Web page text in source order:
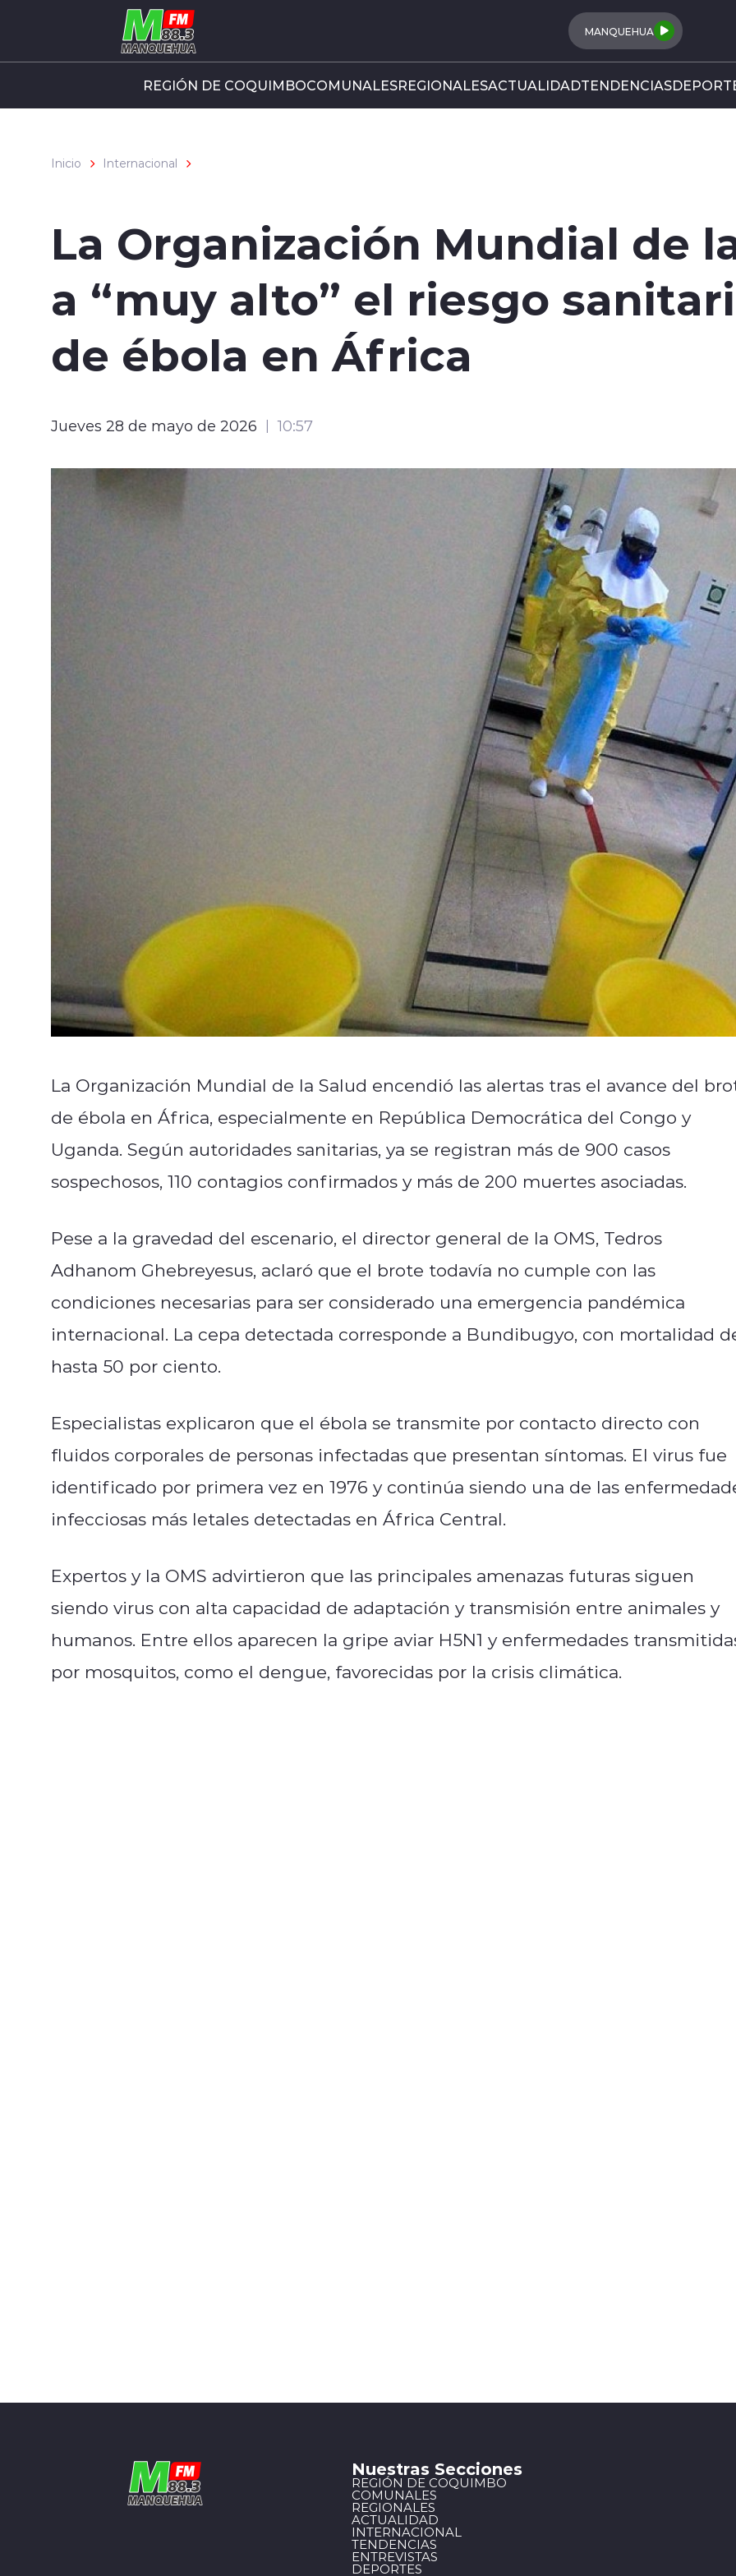
Click acá para ir directamente al contenido
MANQUEHUA
REGIÓN DE COQUIMBOCOMUNALESREGIONALESACTUALIDADTENDENCIAS
Inicio Internacional
La Organización Mundial de
a “muy alto” el riesgo
de ébola en África
Jueves 28 de mayo de 2026 10:57
La Organización Mundial de la Salud encendió las alertas tras el avance del
de ébola en África, especialmente en República Democrática del Congo y
Uganda. Según autoridades sanitarias, ya se registran más de 900 casos
sospechosos, 110 contagios confirmados y más de 200 muertes asociadas.
Pese a la gravedad del escenario, el director general de la OMS, Tedros
Adhanom Ghebreyesus, aclaró que el brote todavía no cumple con las
condiciones necesarias para ser considerado una emergencia pandémica
internacional. La cepa detectada corresponde a Bundibugyo, con mortalidad
hasta 50 por ciento.
Especialistas explicaron que el ébola se transmite por contacto directo con
fluidos corporales de personas infectadas que presentan síntomas. El virus fue
identificado por primera vez en 1976 y continúa siendo una de las
infecciosas más letales detectadas en África Central.
Expertos y la OMS advirtieron que las principales amenazas futuras siguen
siendo virus con alta capacidad de adaptación y transmisión entre animales y
humanos. Entre ellos aparecen la gripe aviar H5N1 y enfermedades
por mosquitos, como el dengue, favorecidas por la crisis climática.
Nuestras Secciones
REGIÓN DE COQUIMBO
COMUNALES
REGIONALES
ACTUALIDAD
INTERNACIONAL
TENDENCIAS
ENTREVISTAS
DEPORTES